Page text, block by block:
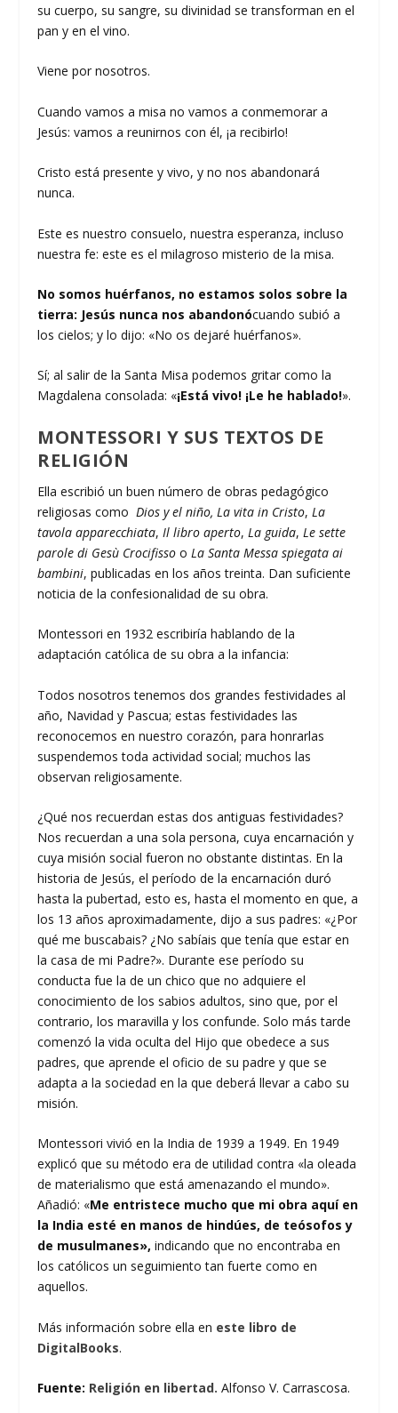
su cuerpo, su sangre, su divinidad se transforman en el
pan y en el vino.
Viene por nosotros.
Cuando vamos a misa no vamos a conmemorar a
Jesús: vamos a reunirnos con él, ¡a recibirlo!
Cristo está presente y vivo, y no nos abandonará
nunca.
Este es nuestro consuelo, nuestra esperanza, incluso
nuestra fe: este es el milagroso misterio de la misa.
No somos huérfanos, no estamos solos sobre la
tierra: Jesús nunca nos abandonócuando subió a
los cielos; y lo dijo: «No os dejaré huérfanos».
Sí; al salir de la Santa Misa podemos gritar como la
Magdalena consolada: «¡Está vivo! ¡Le he hablado!».
MONTESSORI Y SUS TEXTOS DE
RELIGIÓN
Ella escribió un buen número de obras pedagógico
religiosas como Dios y el niño, La vita in Cristo, La
tavola apparecchiata, Il libro aperto, La guida, Le sette
parole di Gesù Crocifisso o La Santa Messa spiegata ai
bambini, publicadas en los años treinta. Dan suficiente
noticia de la confesionalidad de su obra.
Montessori en 1932 escribiría hablando de la
adaptación católica de su obra a la infancia:
Todos nosotros tenemos dos grandes festividades al
año, Navidad y Pascua; estas festividades las
reconocemos en nuestro corazón, para honrarlas
suspendemos toda actividad social; muchos las
observan religiosamente.
¿Qué nos recuerdan estas dos antiguas festividades?
Nos recuerdan a una sola persona, cuya encarnación y
cuya misión social fueron no obstante distintas. En la
historia de Jesús, el período de la encarnación duró
hasta la pubertad, esto es, hasta el momento en que, a
los 13 años aproximadamente, dijo a sus padres: «¿Por
qué me buscabais? ¿No sabíais que tenía que estar en
la casa de mi Padre?». Durante ese período su
conducta fue la de un chico que no adquiere el
conocimiento de los sabios adultos, sino que, por el
contrario, los maravilla y los confunde. Solo más tarde
comenzó la vida oculta del Hijo que obedece a sus
padres, que aprende el oficio de su padre y que se
adapta a la sociedad en la que deberá llevar a cabo su
misión.
Montessori vivió en la India de 1939 a 1949. En 1949
explicó que su método era de utilidad contra «la oleada
de materialismo que está amenazando el mundo».
Añadió: «Me entristece mucho que mi obra aquí en
la India esté en manos de hindúes, de teósofos y
de musulmanes», indicando que no encontraba en
los católicos un seguimiento tan fuerte como en
aquellos.
Más información sobre ella en este libro de
DigitalBooks.
Fuente: Religión en libertad. Alfonso V. Carrascosa.